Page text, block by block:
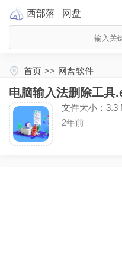
西部落 网盘
首页 >> 网盘软件
电脑输入法删除工具
文件大小：3.3
2年前